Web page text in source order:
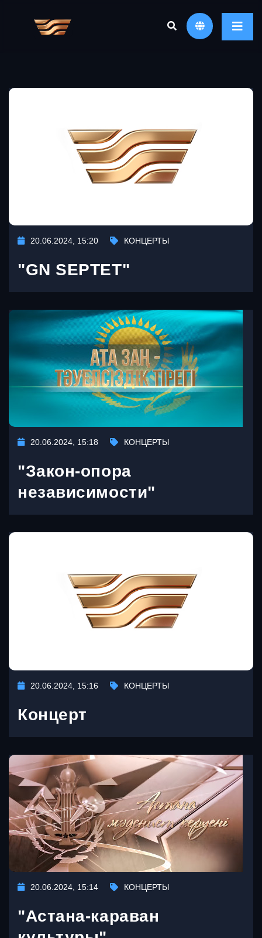
20.06.2024, 15:20 КОНЦЕРТЫ
"GN SEPTET"
20.06.2024, 15:18 КОНЦЕРТЫ
"Закон-опора
независимости"
20.06.2024, 15:16 КОНЦЕРТЫ
Концерт
20.06.2024, 15:14 КОНЦЕРТЫ
"Астана-караван